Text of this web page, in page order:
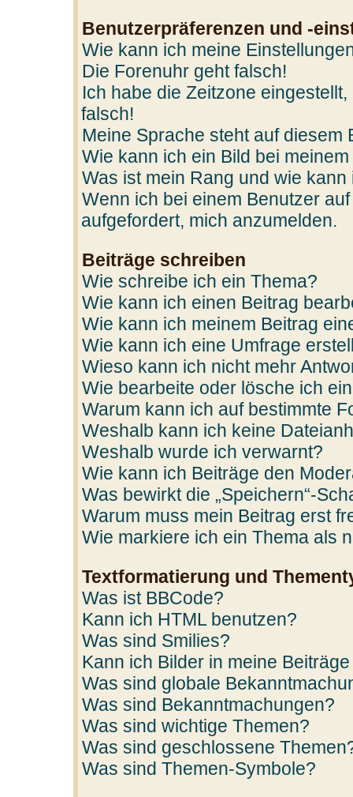
Benutzerpräferenzen und -
Wie kann ich meine
Die Forenuhr geht falsch!
Ich habe die Zeitzone
falsch!
Meine Sprache steht auf diesem
Wie kann ich ein Bild bei
Was ist mein Rang und wie
Wenn ich bei einem Benutzer
aufgefordert, mich anzumelden.
Beiträge schreiben
Wie schreibe ich ein Thema?
Wie kann ich einen Beitrag
Wie kann ich meinem Beitrag
Wie kann ich eine Umfrage
Wieso kann ich nicht mehr
Wie bearbeite oder lösche ich
Warum kann ich auf bestimmte
Weshalb kann ich keine
Weshalb wurde ich verwarnt?
Wie kann ich Beiträge den
Was bewirkt die „Speichern“-
Warum muss mein Beitrag erst
Wie markiere ich ein Thema als
Textformatierung und
Was ist BBCode?
Kann ich HTML benutzen?
Was sind Smilies?
Kann ich Bilder in meine
Was sind globale
Was sind Bekanntmachungen?
Was sind wichtige Themen?
Was sind geschlossene
Was sind Themen-Symbole?